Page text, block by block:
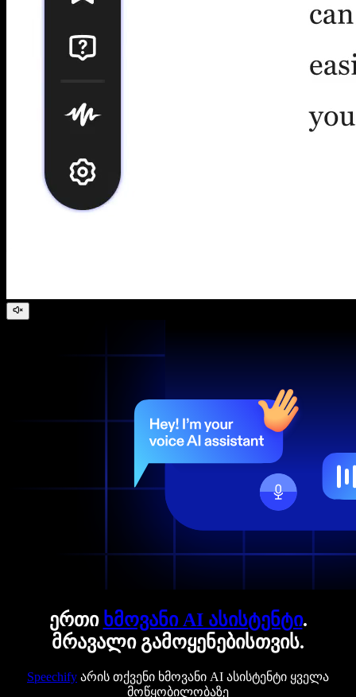
ერთი ხმოვანი AI ასისტენტი.
მრავალი გამოყენებისთვის.
Speechify არის თქვენი ხმოვანი AI ასისტენტი ყველა
მოწყობილობაზე